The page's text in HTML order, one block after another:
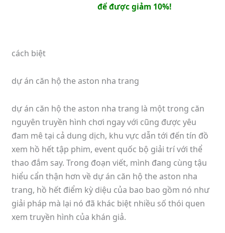
để được giảm 10%!
cách biệt
dự án căn hộ the aston nha trang
dự án căn hộ the aston nha trang là một trong căn
nguyên truyền hình chơi ngay với cũng được yêu
đam mê tại cả dung dịch, khu vực dẫn tới đến tín đồ
xem hồ hết tập phim, event quốc bộ giải trí với thể
thao đắm say. Trong đoạn viết, mình đang cùng tậu
hiểu cẩn thận hơn về dự án căn hộ the aston nha
trang, hồ hết điểm kỳ diệu của bao bao gồm nó như
giải pháp mà lại nó đã khác biệt nhiều số thói quen
xem truyền hình của khán giả.